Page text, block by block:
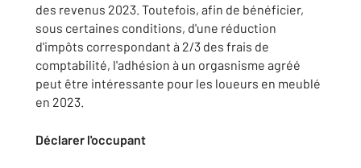
des revenus 2023. Toutefois, afin de bénéficier,
sous certaines conditions, d'une réduction
d'impôts correspondant à 2/3 des frais de
comptabilité, l'adhésion à un orgasnisme agréé
peut être intéressante pour les loueurs en meublé
en 2023.
Déclarer l'occupant